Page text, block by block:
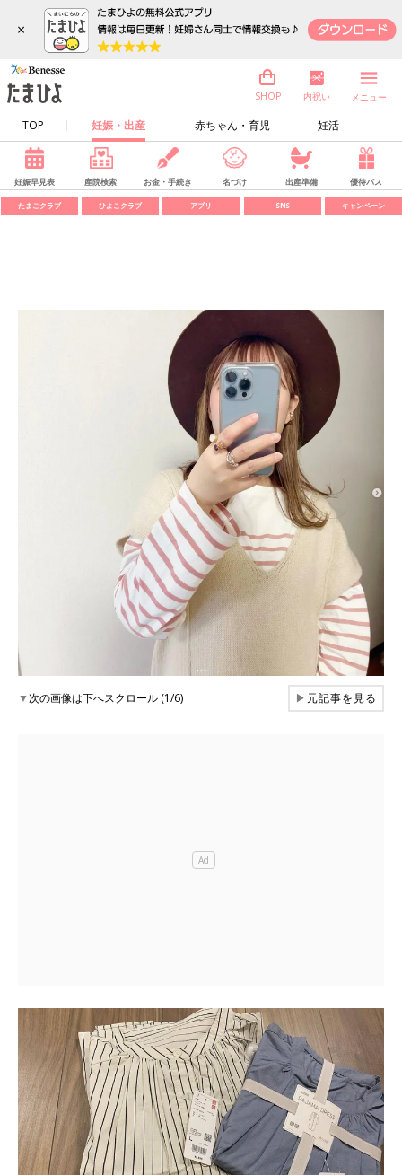
×
TOP 妊娠・出産 赤ちゃん・育児 妊活
SHOP 内祝い メニュー
妊娠早見表 産院検索 お金・手続き 名づけ 出産準備 優待パス
たまごクラブ ひよこクラブ アプリ SNS キャンペーン
▼次の画像は下へスクロール (1/6) ▶元記事を見る